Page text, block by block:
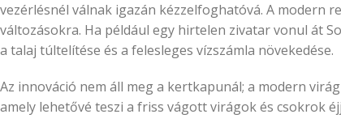
vezérlésnél válnak igazán kézzelfoghatóvá. A modern
változásokra. Ha például egy hirtelen zivatar vonul át
a talaj túltelítése és a felesleges vízszámla növekedése.
Az innováció nem áll meg a kertkapunál; a modern
amely lehetővé teszi a friss vágott virágok és csokrok